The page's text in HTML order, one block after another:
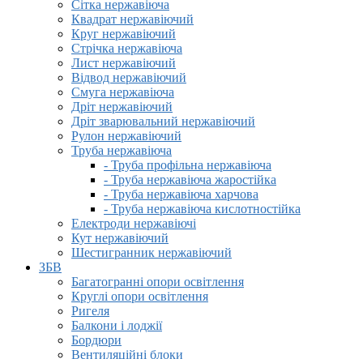
Сітка нержавіюча
Квадрат нержавіючий
Круг нержавіючий
Стрічка нержавіюча
Лист нержавіючий
Відвод нержавіючий
Смуга нержавіюча
Дріт нержавіючий
Дріт зварювальний нержавіючий
Рулон нержавіючий
Труба нержавіюча
- Труба профільна нержавіюча
- Труба нержавіюча жаростійка
- Труба нержавіюча харчова
- Труба нержавіюча кислотностійка
Електроди нержавіючі
Кут нержавіючий
Шестигранник нержавіючий
ЗБВ
Багатогранні опори освітлення
Круглі опори освітлення
Ригеля
Балкони і лоджії
Бордюри
Вентиляційні блоки